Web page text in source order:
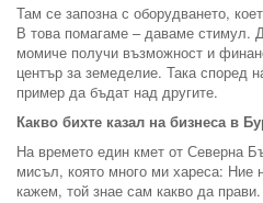
Там се запозна с оборудването,
В това помагаме – даваме стимул.
момиче получи възможност и
център за земеделие. Така според
пример да бъдат над другите.
Какво бихте казал на бизнеса в
На времето един кмет от Северна
мисъл, която много ми хареса: Ние
кажем, той знае сам какво да